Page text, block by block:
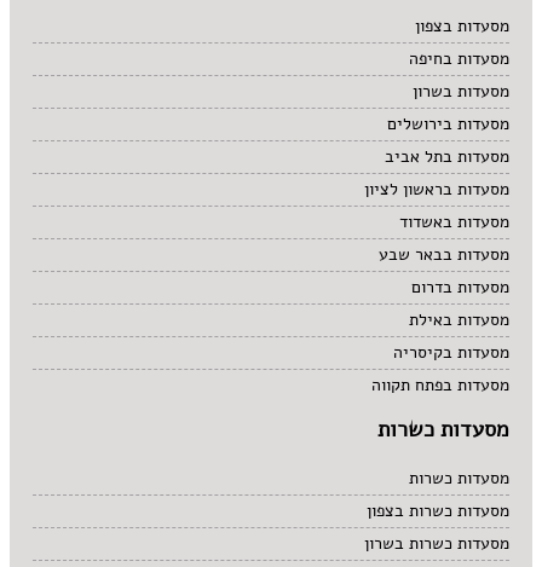
מרקים
מתוקים
סיני
סנדוויץ' בר
פאב
מסעדות בצפון
מסעדות בחיפה
מסעדות בשרון
מסעדות בירושלים
מסעדות בתל אביב
מסעדות בראשון לציון
מסעדות באשדוד
מסעדות בבאר שבע
מסעדות בדרום
מסעדות באילת
מסעדות בקיסריה
מסעדות בפתח תקווה
מסעדות כשרות
מסעדות כשרות
מסעדות כשרות בצפון
מסעדות כשרות בשרון